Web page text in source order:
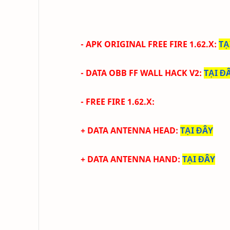
- APK ORIGINAL FREE FIRE 1.62.X:
- DATA OBB FF WALL HACK V2: TẠI
- FREE FIRE 1.62.X:
+ DATA ANTENNA HEAD: TẠI ĐÂY
+ DATA ANTENNA HAND: TẠI ĐÂY